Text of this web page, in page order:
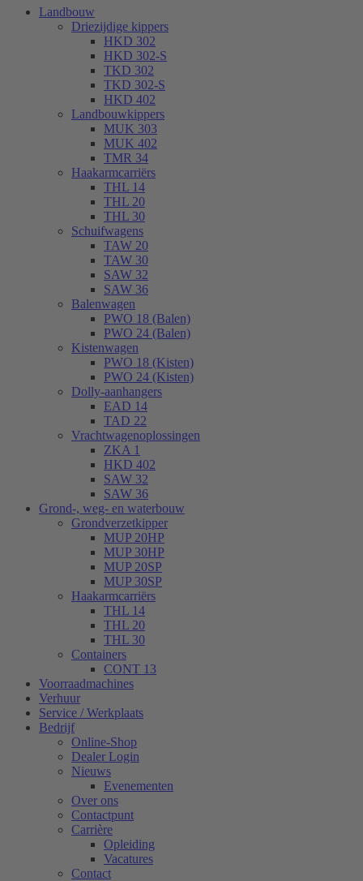
Landbouw
Driezijdige kippers
HKD 302
HKD 302-S
TKD 302
TKD 302-S
HKD 402
Landbouwkippers
MUK 303
MUK 402
TMR 34
Haakarmcarriërs
THL 14
THL 20
THL 30
Schuifwagens
TAW 20
TAW 30
SAW 32
SAW 36
Balenwagen
PWO 18 (Balen)
PWO 24 (Balen)
Kistenwagen
PWO 18 (Kisten)
PWO 24 (Kisten)
Dolly-aanhangers
EAD 14
TAD 22
Vrachtwagenoplossingen
ZKA 1
HKD 402
SAW 32
SAW 36
Grond-, weg- en waterbouw
Grondverzetkipper
MUP 20HP
MUP 30HP
MUP 20SP
MUP 30SP
Haakarmcarriërs
THL 14
THL 20
THL 30
Containers
CONT 13
Voorraadmachines
Verhuur
Service / Werkplaats
Bedrijf
Online-Shop
Dealer Login
Nieuws
Evenementen
Over ons
Contactpunt
Carrière
Opleiding
Vacatures
Contact